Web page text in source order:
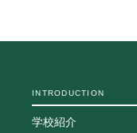
INTRODUCTION
学校紹介